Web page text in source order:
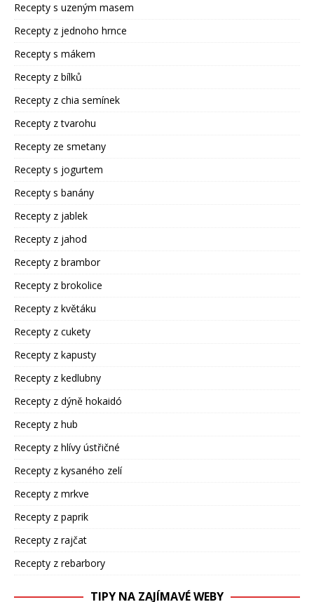
Recepty s uzeným masem
Recepty z jednoho hrnce
Recepty s mákem
Recepty z bílků
Recepty z chia semínek
Recepty z tvarohu
Recepty ze smetany
Recepty s jogurtem
Recepty s banány
Recepty z jablek
Recepty z jahod
Recepty z brambor
Recepty z brokolice
Recepty z květáku
Recepty z cukety
Recepty z kapusty
Recepty z kedlubny
Recepty z dýně hokaidó
Recepty z hub
Recepty z hlívy ústřičné
Recepty z kysaného zelí
Recepty z mrkve
Recepty z paprik
Recepty z rajčat
Recepty z rebarbory
TIPY NA ZAJÍMAVÉ WEBY